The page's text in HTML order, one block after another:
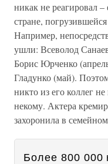
никак не реагировал
стране,
Например,
ушли: Всеволод
Борис Юрченко
Гладунко (май).
никто из его коллег
некому. Актера
захоронила в
Более 800 000